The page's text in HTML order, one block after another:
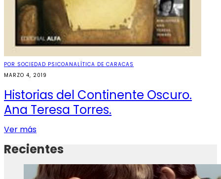
POR SOCIEDAD PSICOANALÍTICA DE CARACAS
MARZO 4, 2019
Historias del Continente Oscuro.
Ana Teresa Torres.
Ver más
Recientes